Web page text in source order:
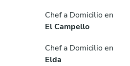
Chef a Domicilio en
El Campello
Chef a Domicilio en
Elda